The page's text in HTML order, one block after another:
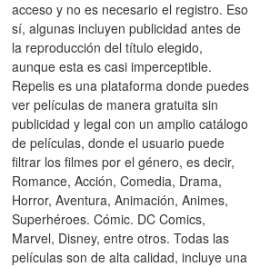
acceso y no es necesario el registro. Eso
sí, algunas incluyen publicidad antes de
la reproducción del título elegido,
aunque esta es casi imperceptible.
Repelis es una plataforma donde puedes
ver películas de manera gratuita sin
publicidad y legal con un amplio catálogo
de películas, donde el usuario puede
filtrar los filmes por el género, es decir,
Romance, Acción, Comedia, Drama,
Horror, Aventura, Animación, Animes,
Superhéroes. Cómic. DC Comics,
Marvel, Disney, entre otros. Todas las
películas son de alta calidad, incluye una